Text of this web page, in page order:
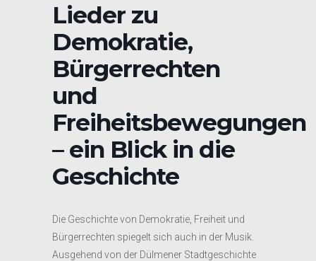
Lieder zu
Demokratie,
Bürgerrechten
und
Freiheitsbewegungen
– ein Blick in die
Geschichte
Die Geschichte von Demokratie, Freiheit und
Bürgerrechten spiegelt sich auch in der Musik.
Ausgehend von der Dülmener Stadtgeschichte